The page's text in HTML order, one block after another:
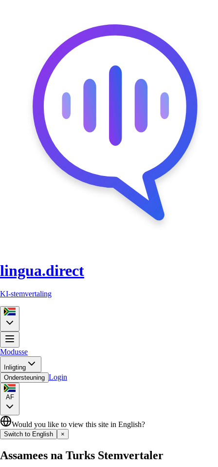
lingua.direct
KI-stemvertaling
Modusse
Inligting
Ondersteuning Login
AF
Would you like to view this site in English?
Switch to English ×
Assamees na Turks Stemvertaler